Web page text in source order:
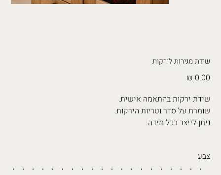
שידת מגירות לירקות
מחיר
שידת ירקות בהתאמה אישית.
שומרת על סדר וטריות הירקות.
ניתן לייצר בכל מידה.
צבע